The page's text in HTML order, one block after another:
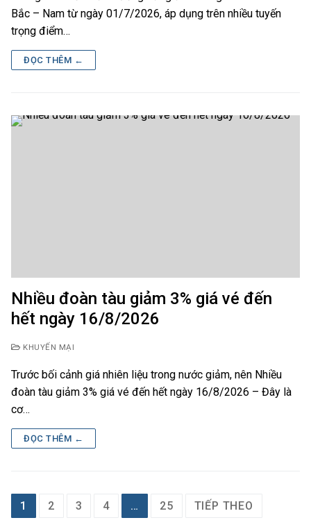
Bắc – Nam từ ngày 01/7/2026, áp dụng trên nhiều tuyến
trọng điểm…
ĐỌC THÊM ←
Nhiều đoàn tàu giảm 3% giá vé đến
hết ngày 16/8/2026
KHUYẾN MẠI
Trước bối cảnh giá nhiên liệu trong nước giảm, nên Nhiều
đoàn tàu giảm 3% giá vé đến hết ngày 16/8/2026 – Đây là
cơ…
ĐỌC THÊM ←
Phân
1 2 3 4 … 25 TIẾP THEO